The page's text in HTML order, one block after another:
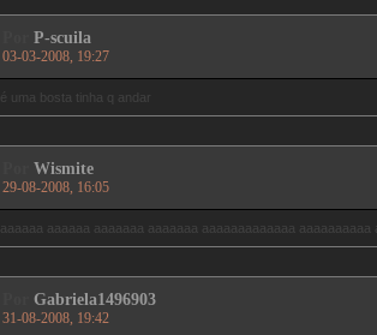
P-scuila
03-03-2008, 19:27
é uma bosta tinha q andar
Wismite
29-08-2008, 16:05
aaaaaa aaaaaa aaaaaaa aaaaaaa aaaaaaaaaaaaa
Gabriela1496903
31-08-2008, 19:42